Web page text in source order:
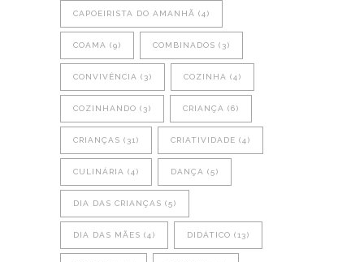
CAPOEIRISTA DO AMANHÃ (4)
COAMA (9) COMBINADOS (3)
CONVIVÊNCIA (3) COZINHA (4)
COZINHANDO (3) CRIANÇA (6)
CRIANÇAS (31) CRIATIVIDADE (4)
CULINÁRIA (4) DANÇA (5)
DIA DAS CRIANÇAS (5)
DIA DAS MÃES (4) DIDÁTICO (13)